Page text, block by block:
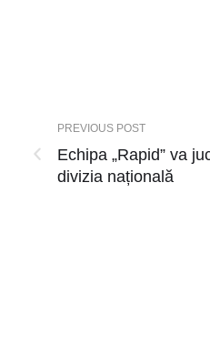
PREVIOUS POST
Echipa „Rapid” va
divizia națională